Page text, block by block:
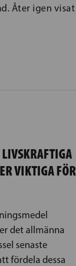
Åter igen visat
VIKTIGA FÖR
det allmänna
senaste
fördela dessa